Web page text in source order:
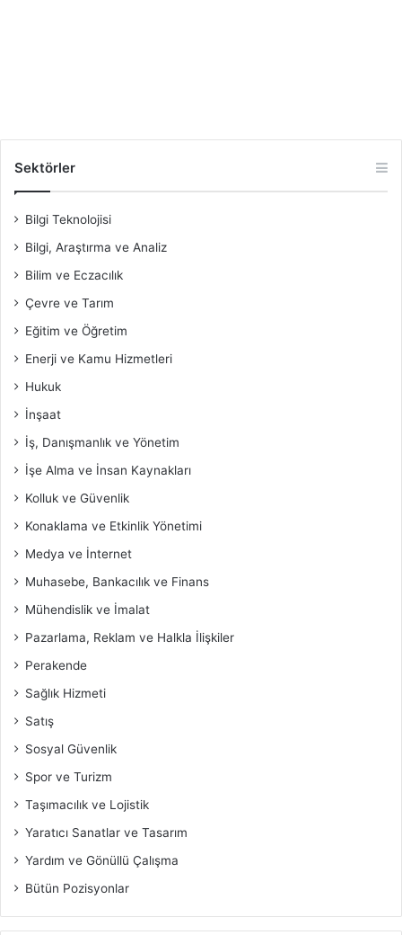
Sektörler
Bilgi Teknolojisi
Bilgi, Araştırma ve Analiz
Bilim ve Eczacılık
Çevre ve Tarım
Eğitim ve Öğretim
Enerji ve Kamu Hizmetleri
Hukuk
İnşaat
İş, Danışmanlık ve Yönetim
İşe Alma ve İnsan Kaynakları
Kolluk ve Güvenlik
Konaklama ve Etkinlik Yönetimi
Medya ve İnternet
Muhasebe, Bankacılık ve Finans
Mühendislik ve İmalat
Pazarlama, Reklam ve Halkla İlişkiler
Perakende
Sağlık Hizmeti
Satış
Sosyal Güvenlik
Spor ve Turizm
Taşımacılık ve Lojistik
Yaratıcı Sanatlar ve Tasarım
Yardım ve Gönüllü Çalışma
Bütün Pozisyonlar